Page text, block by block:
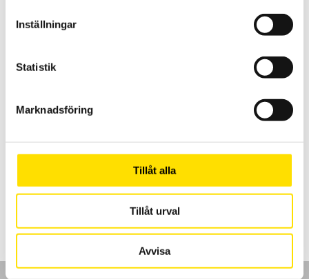
Inställningar
Statistik
Marknadsföring
Tillåt alla
Tillåt urval
Avvisa
LÄS MER